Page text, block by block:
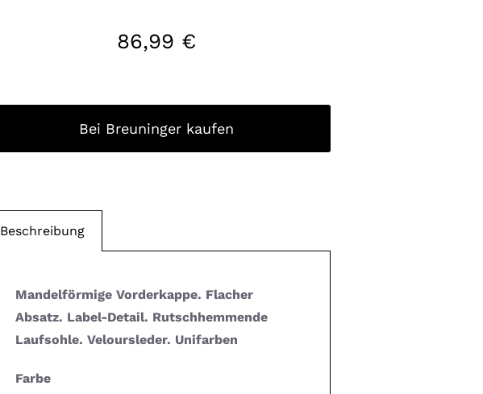
86,99 €
Bei Breuninger kaufen
Beschreibung
Mandelförmige Vorderkappe. Flacher
Absatz. Label-Detail. Rutschhemmende
Laufsohle. Veloursleder. Unifarben
Farbe